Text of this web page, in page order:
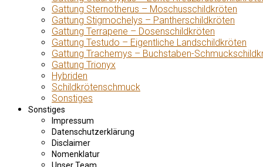
Gattung Sternotherus – Moschusschildkröten
Gattung Stigmochelys – Pantherschildkröten
Gattung Terrapene – Dosenschildkröten
Gattung Testudo – Eigentliche Landschildkröten
Gattung Trachemys – Buchstaben-
Gattung Trionyx
Hybriden
Schildkrötenschmuck
Sonstiges
Sonstiges
Impressum
Datenschutzerklärung
Disclaimer
Nomenklatur